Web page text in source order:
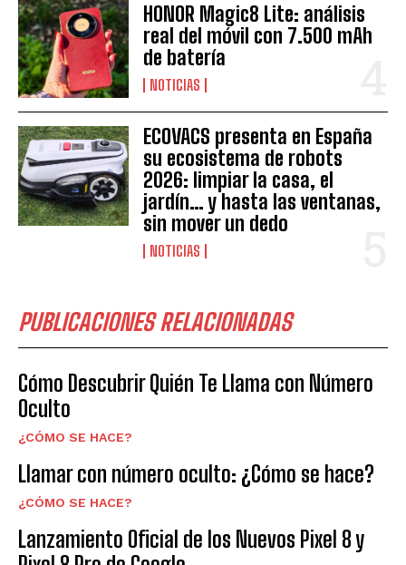
HONOR Magic8 Lite: análisis
real del móvil con 7.500 mAh
de batería
NOTICIAS
ECOVACS presenta en España
su ecosistema de robots
2026: limpiar la casa, el
jardín… y hasta las ventanas,
sin mover un dedo
NOTICIAS
PUBLICACIONES RELACIONADAS
Cómo Descubrir Quién Te Llama con Número
Oculto
¿CÓMO SE HACE?
Llamar con número oculto: ¿Cómo se hace?
¿CÓMO SE HACE?
Lanzamiento Oficial de los Nuevos Pixel 8 y